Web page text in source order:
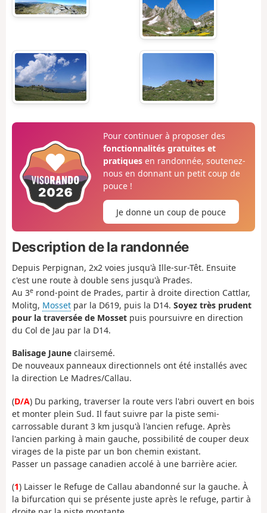
Pour continuer à proposer des
fonctionnalités gratuites et
pratiquesen randonnée, soutenez-
nous en donnant un petit coup de
pouce !
Je donne un coup de pouce
Description de la randonnée
Depuis Perpignan, 2x2 voies jusqu'à Ille-sur-Têt. Ensuite
c'est une route à double sens jusqu'à Prades.
Au 3e rond-point de Prades, partir à droite direction Cattlar,
Molitg, Mosset par la D619, puis la D14. Soyez très prudent
pour la traversée de Mosset puis poursuivre en direction
du Col de Jau par la D14.
Balisage Jaune clairsemé.
De nouveaux panneaux directionnels ont été installés avec
la direction Le Madres/Callau.
(D/A) Du parking, traverser la route vers l'abri ouvert en bois
et monter plein Sud. Il faut suivre par la piste semi-
carrossable durant 3 km jusqu'à l'ancien refuge. Après
l'ancien parking à main gauche, possibilité de couper deux
virages de la piste par un bon chemin existant.
Passer un passage canadien accolé à une barrière acier.
(1) Laisser le Refuge de Callau abandonné sur la gauche. À
la bifurcation qui se présente juste après le refuge, partir à